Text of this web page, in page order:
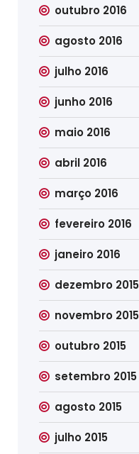
outubro 2016
agosto 2016
julho 2016
junho 2016
maio 2016
abril 2016
março 2016
fevereiro 2016
janeiro 2016
dezembro 2015
novembro 2015
outubro 2015
setembro 2015
agosto 2015
julho 2015